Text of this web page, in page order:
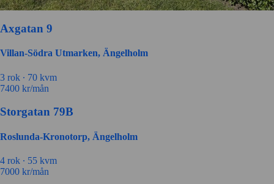
Axgatan 9
Villan-Södra Utmarken, Ängelholm
3 rok ∙ 70 kvm
7400 kr/mån
Storgatan 79B
Roslunda-Kronotorp, Ängelholm
4 rok ∙ 55 kvm
7000 kr/mån